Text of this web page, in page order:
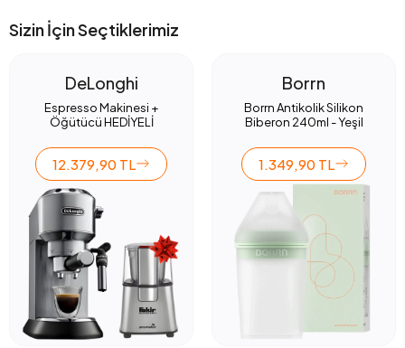
Sizin İçin Seçtiklerimiz
DeLonghi
Espresso Makinesi +
Öğütücü HEDİYELİ
12.379,90 TL
Borrn
Borrn Antikolik Silikon
Biberon 240ml - Yeşil
1.349,90 TL